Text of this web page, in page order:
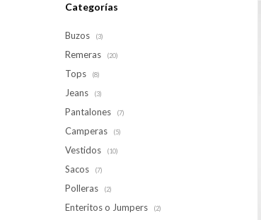
Categorías
Buzos (3)
Remeras (20)
Tops (8)
Jeans (3)
Pantalones (7)
Camperas (5)
Vestidos (10)
Sacos (7)
Polleras (2)
Enteritos o Jumpers (2)